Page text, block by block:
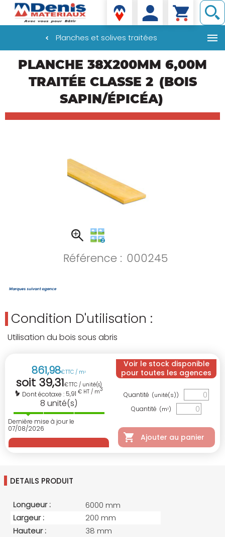
principal
Denis matériaux
Planches et solives traitées
PLANCHE 38X200MM 6,00M
TRAITÉE CLASSE 2 (BOIS
SAPIN/ÉPICÉA)
Référence : 000245
Condition D'utilisation :
Utilisation du bois sous abris
861,98€TTC / m3
soit 39,31€TTC / unité(s)
Dont écotaxe : 5,91 € HT / m3
8 unité(s)
Dernière mise à jour le
07/08/2026
Voir le stock disponible
pour toutes les agences
Quantité (unité(s))
Quantité (m3)
Ajouter au panier
DETAILS PRODUIT
Longueur :
6000 mm
Largeur :
200 mm
Hauteur :
38 mm